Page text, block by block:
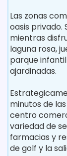
Las zonas
oasis privado.
mientras
laguna rosa,
parque
ajardinadas.
minutos de
centro
variedad de
farmacias y
de golf y la